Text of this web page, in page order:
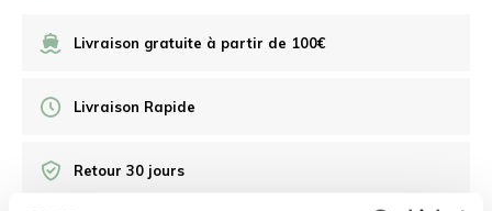
Livraison gratuite à partir de 100€
Livraison Rapide
Retour 30 jours